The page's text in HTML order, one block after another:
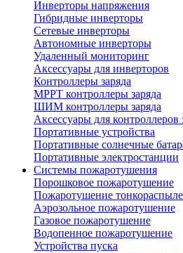
Инверторы напряжения
Гибридные инверторы
Сетевые инверторы
Автономные инверторы
Удаленный мониторинг
Аксессуары для инверторов
Контроллеры заряда
MPPT контроллеры заряда
ШИМ контроллеры заряда
Аксессуары для контроллеров
Портативные устройства
Портативные солнечные
Портативные электростанции
Системы пожаротушения
Порошковое пожаротушение
Пожаротушение
Аэрозольное пожаротушение
Газовое пожаротушение
Водопенное пожаротушение
Устройства пуска